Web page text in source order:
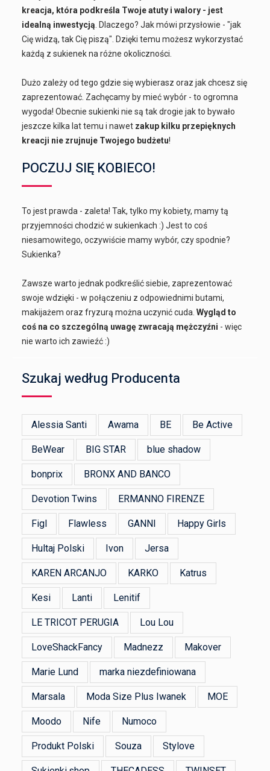
kreacja, która podkreśla Twoje atuty i walory - jest
idealną inwestycją . Dlaczego? Jak mówi przysłowie - "jak
Cię widzą, tak Cię piszą". Dzięki temu możesz wykorzystać
każdą z sukienek na różne okoliczności.
Dużo zależy od tego gdzie się wybierasz oraz jak chcesz się
zaprezentować. Zachęcamy by mieć wybór - to ogromna
wygoda! Obecnie sukienki nie są tak drogie jak to bywało
jeszcze kilka lat temu i nawet zakup kilku przepięknych
kreacji nie zrujnuje Twojego budżetu!
POCZUJ SIĘ KOBIECO!
To jest prawda - zaleta! Tak, tylko my kobiety, mamy tą
przyjemności chodzić w sukienkach :) Jest to coś
niesamowitego, oczywiście mamy wybór, czy spodnie?
Sukienka?
Zawsze warto jednak podkreślić siebie, zaprezentować
swoje wdzięki - w połączeniu z odpowiednimi butami,
makijażem oraz fryzurą można uczynić cuda.Wygląd to
coś na co szczególną uwagę zwracają mężczyźni - więc
nie warto ich zawieźć :)
Szukaj według Producenta
Alessia Santi Awama BE Be Active
BeWear BIG STAR blue shadow
bonprix BRONX AND BANCO
Devotion Twins ERMANNO FIRENZE
Figl Flawless GANNI Happy Girls
Hultaj Polski Ivon Jersa
KAREN ARCANJO KARKO Katrus
Kesi Lanti Lenitif
LE TRICOT PERUGIA Lou Lou
LoveShackFancy Madnezz Makover
Marie Lund marka niezdefiniowana
Marsala Moda Size Plus Iwanek MOE
Moodo Nife Numoco
Produkt Polski Souza Stylove